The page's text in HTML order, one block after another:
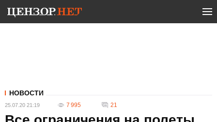
НОВОСТИ
25.07.20 21:19 7 995 21